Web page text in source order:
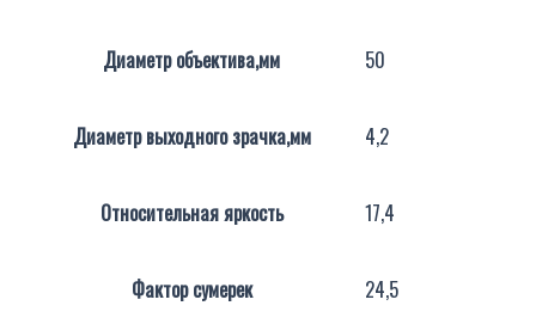
Диаметр объектива,мм 50
Диаметр выходного зрачка,мм 4,2
Относительная яркость 17,4
Фактор сумерек 24,5